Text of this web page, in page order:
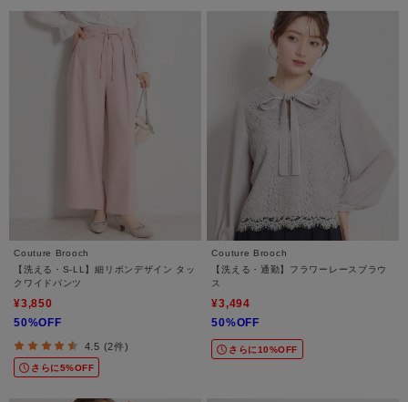
Couture Brooch
【洗える・S-LL】細リボンデザイン タッ
クワイドパンツ
¥3,850
50%OFF
4.5 (2件)
さらに5%OFF
Couture Brooch
【洗える・通勤】フラワーレースブラウ
ス
¥3,494
50%OFF
さらに10%OFF